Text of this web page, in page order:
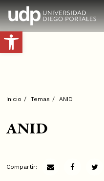
Abrir barra de herramientas
Inicio / Temas / ANID
ANID
Compartir: